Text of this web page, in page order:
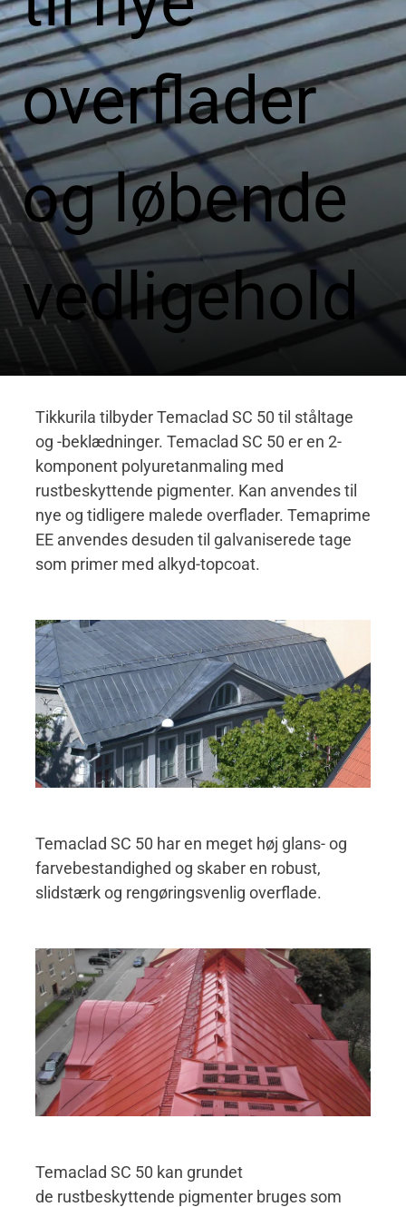
overflader
og løbende
vedligehold
Tikkurila tilbyder Temaclad SC 50 til ståltage
og -beklædninger. Temaclad SC 50 er en 2-
komponent polyuretanmaling med
rustbeskyttende pigmenter. Kan anvendes til
nye og tidligere malede overflader. Temaprime
EE anvendes desuden til galvaniserede tage
som primer med alkyd-topcoat.
Temaclad SC 50 har en meget høj glans- og
farvebestandighed og skaber en robust,
slidstærk og rengøringsvenlig overflade.
Temaclad SC 50 kan grundet
de rustbeskyttende pigmenter bruges som